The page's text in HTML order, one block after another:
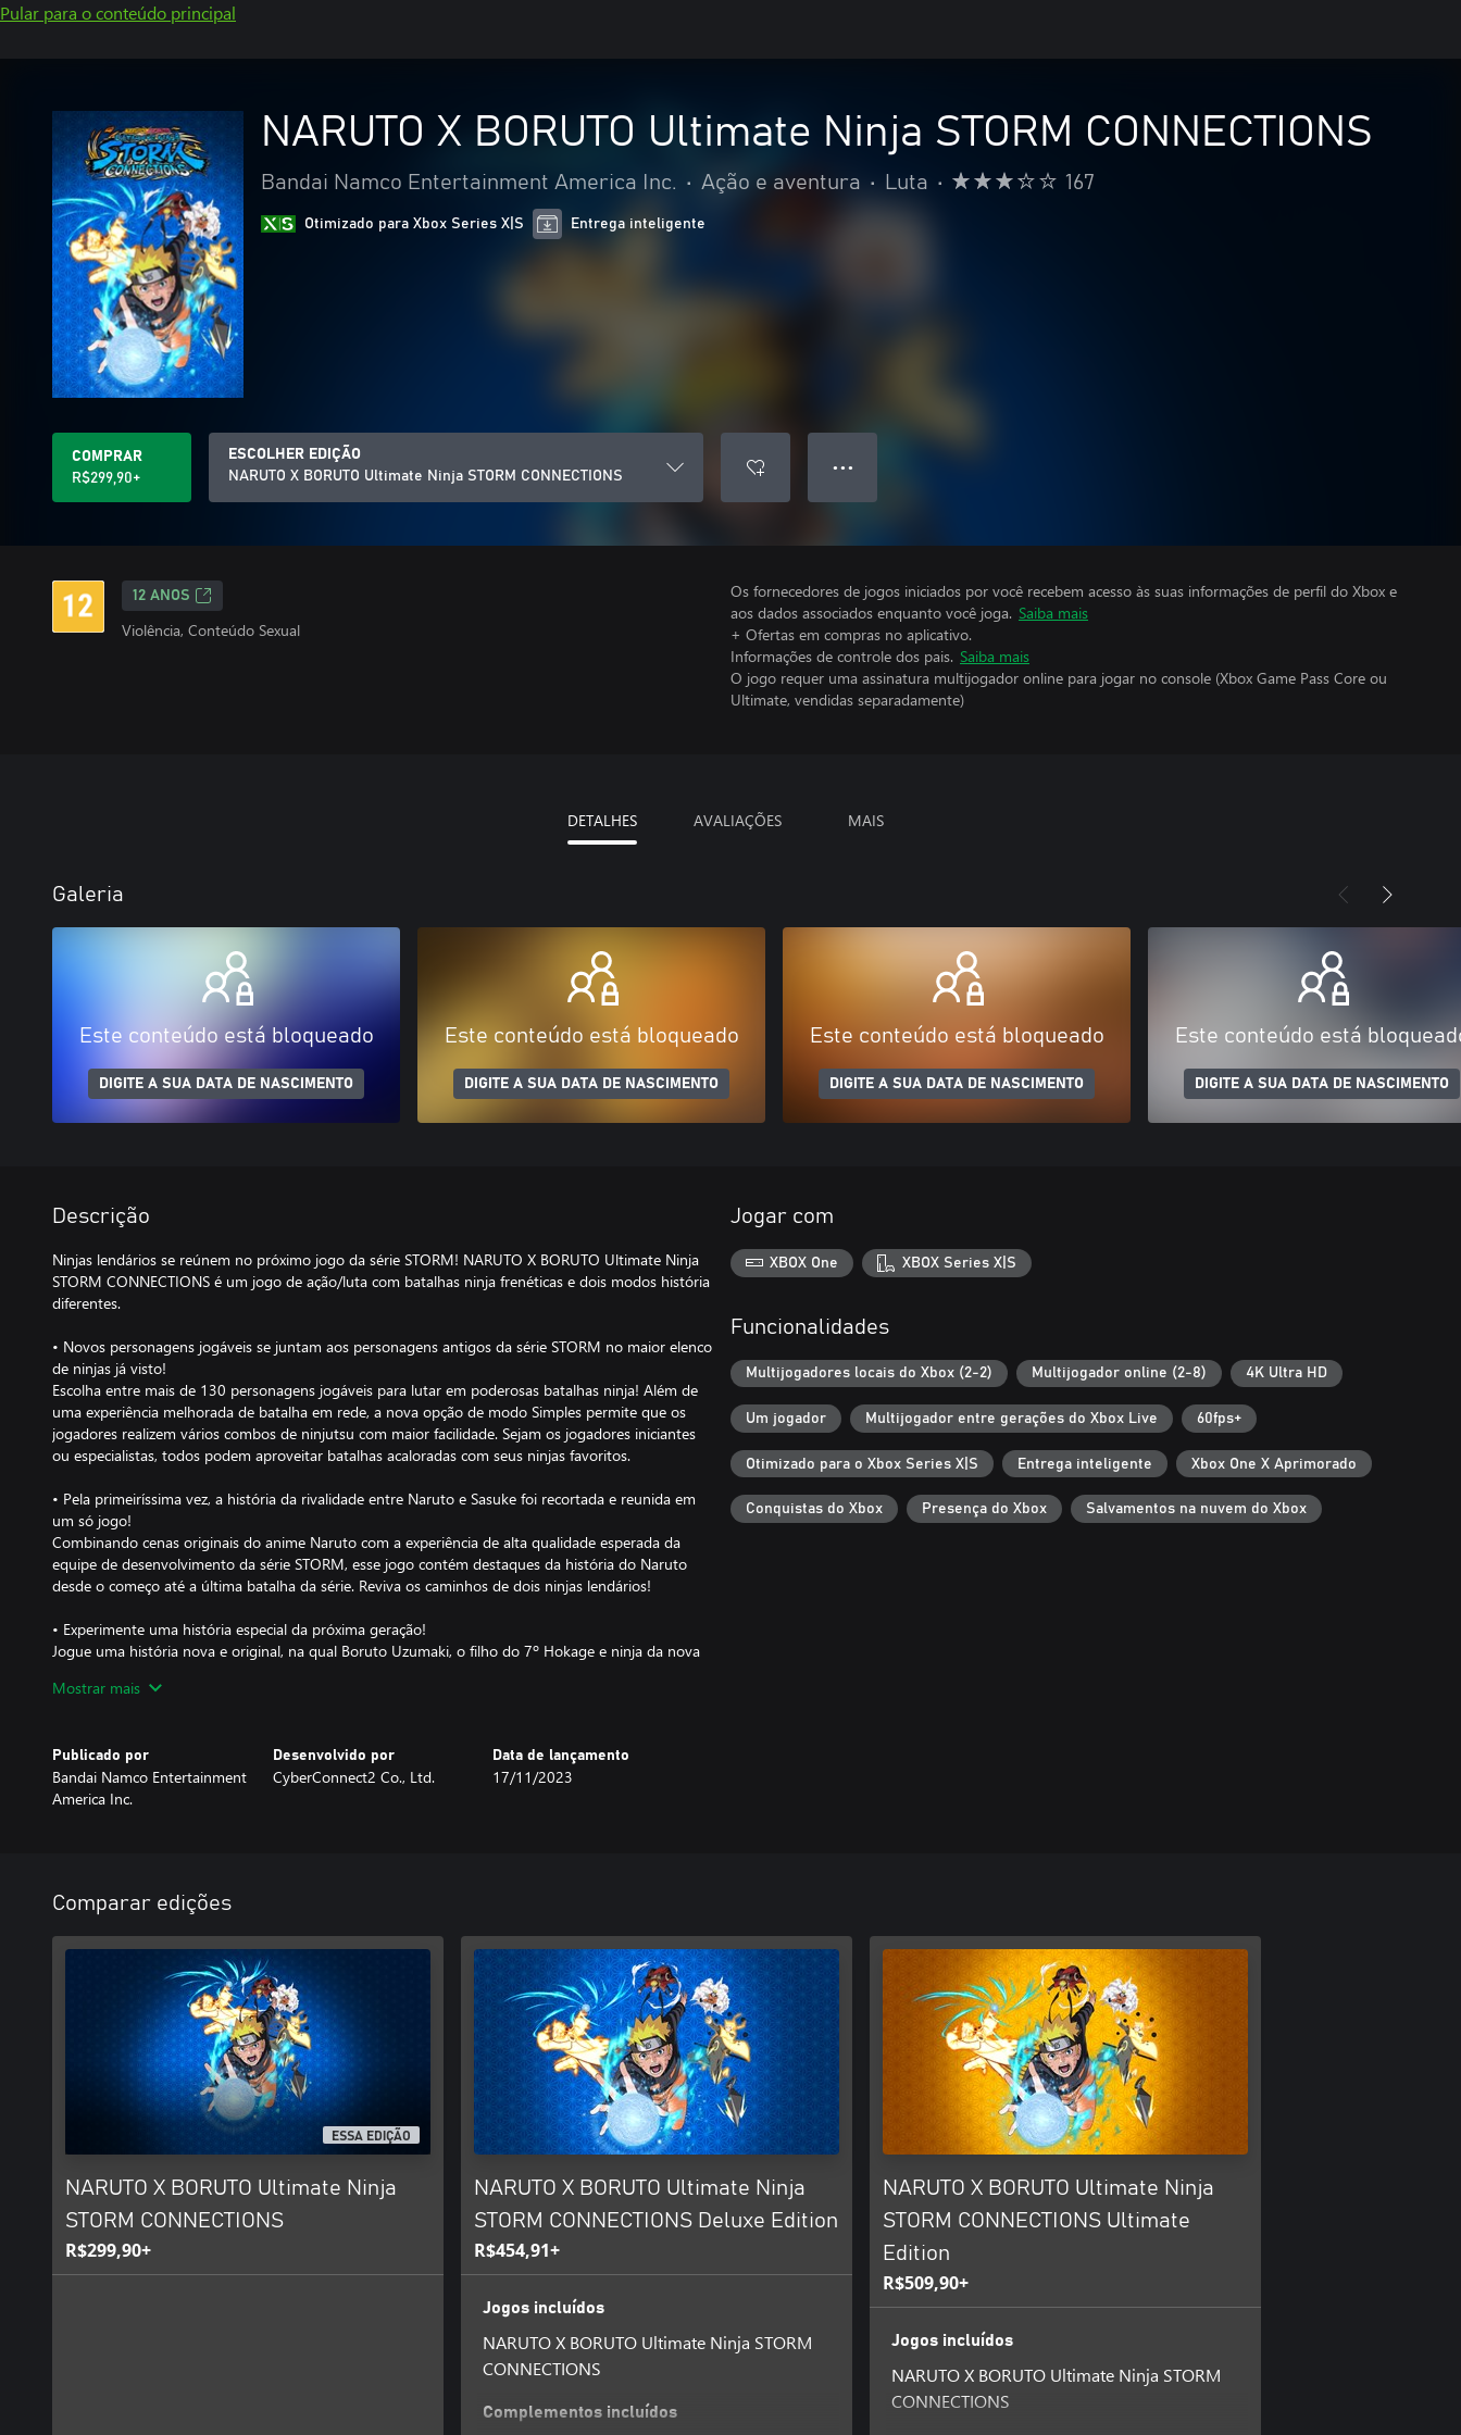
Pular para o conteúdo principal
NARUTO X BORUTO Ultimate Ninja STORM CONNECTIONS
Bandai Namco Entertainment America Inc. • Ação e aventura • Luta • 167
Otimizado para Xbox Series X|S Entrega inteligente
COMPRAR
R$299,90+
ESCOLHER EDIÇÃO
NARUTO X BORUTO Ultimate Ninja STORM CONNECTIONS
● ● ●
12 ANOS
Violência, Conteúdo Sexual
Os fornecedores de jogos iniciados por você recebem acesso às suas informações de perfil do Xbox e
aos dados associados enquanto você joga. Saiba mais
+ Ofertas em compras no aplicativo.
Informações de controle dos pais. Saiba mais
O jogo requer uma assinatura multijogador online para jogar no console (Xbox Game Pass Core ou
Ultimate, vendidas separadamente)
DETALHES AVALIAÇÕES MAIS
Galeria
Este conteúdo está bloqueado
DIGITE A SUA DATA DE NASCIMENTO
Este conteúdo está bloqueado
DIGITE A SUA DATA DE NASCIMENTO
Este conteúdo está bloqueado
DIGITE A SUA DATA DE NASCIMENTO
Este conteúdo está
DIGITE A SUA DATA DE NASCIMENTO
Descrição
Ninjas lendários se reúnem no próximo jogo da série STORM! NARUTO X BORUTO Ultimate Ninja
STORM CONNECTIONS é um jogo de ação/luta com batalhas ninja frenéticas e dois modos história
diferentes.
• Novos personagens jogáveis se juntam aos personagens antigos da série STORM no maior elenco
de ninjas já visto!
Escolha entre mais de 130 personagens jogáveis para lutar em poderosas batalhas ninja! Além de
uma experiência melhorada de batalha em rede, a nova opção de modo Simples permite que os
jogadores realizem vários combos de ninjutsu com maior facilidade. Sejam os jogadores iniciantes
ou especialistas, todos podem aproveitar batalhas acaloradas com seus ninjas favoritos.
• Pela primeiríssima vez, a história da rivalidade entre Naruto e Sasuke foi recortada e reunida em
um só jogo!
Combinando cenas originais do anime Naruto com a experiência de alta qualidade esperada da
equipe de desenvolvimento da série STORM, esse jogo contém destaques da história do Naruto
desde o começo até a última batalha da série. Reviva os caminhos de dois ninjas lendários!
• Experimente uma história especial da próxima geração!
Jogue uma história nova e original, na qual Boruto Uzumaki, o filho do 7º Hokage e ninja da nova
garota em um jogo online famoso.
Mostrar mais
Publicado por
Bandai Namco Entertainment
America Inc.
Desenvolvido por
CyberConnect2 Co., Ltd.
Data de lançamento
17/11/2023
Jogar com
XBOX One XBOX Series X|S
Funcionalidades
Multijogadores locais do Xbox (2-2) Multijogador online (2-8) 4K Ultra HD
Um jogador Multijogador entre gerações do Xbox Live 60fps+
Otimizado para o Xbox Series X|S Entrega inteligente Xbox One X Aprimorado
Conquistas do Xbox Presença do Xbox Salvamentos na nuvem do Xbox
Comparar edições
ESSA EDIÇÃO
NARUTO X BORUTO Ultimate Ninja
STORM CONNECTIONS
R$299,90+
NARUTO X BORUTO Ultimate Ninja
STORM CONNECTIONS Deluxe Edition
R$454,91+
Jogos incluídos
NARUTO X BORUTO Ultimate Ninja STORM
CONNECTIONS
Complementos incluídos
NARUTO X BORUTO Ultimate Ninja
STORM CONNECTIONS Ultimate
Edition
R$509,90+
Jogos incluídos
NARUTO X BORUTO Ultimate Ninja STORM
CONNECTIONS